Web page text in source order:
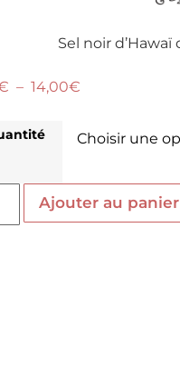
Sel noir d’Hawaï
– 14,00€
Ajouter au panier